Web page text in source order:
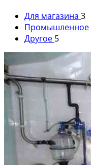
Для магазина 3
Промышленное
Другое 5